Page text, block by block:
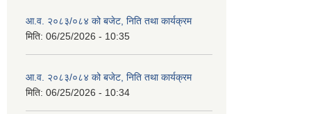
आ.व. २०८३/०८४ को बजेट, निति तथा कार्यक्रम
मिति: 06/25/2026 - 10:35
आ.व. २०८३/०८४ को बजेट, निति तथा कार्यक्रम
मिति: 06/25/2026 - 10:34